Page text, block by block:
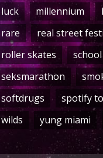
luck
millennium
rare
real street
roller skates
seksmarathon
softdrugs
spotify
wilds
yung miami